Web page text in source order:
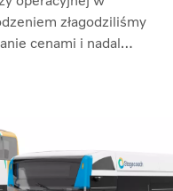
złagodziliśmy
cenami i nadal
prezes i dyrektor